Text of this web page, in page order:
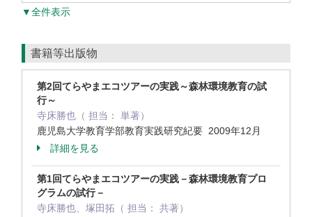
▼全件表示
書籍等出版物
第2回てらやまエコツアーの実践～森林環境教育の試
行～
寺床勝也（ 担当： 単著）
鹿児島大学教育学部教育実践研究紀要 2009年12月
詳細を見る
第1回てらやまエコツアーの実践－森林環境教育プロ
グラムの試行－
寺床勝也、塚田拓（ 担当： 共著）